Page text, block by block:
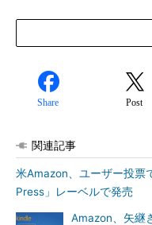
Share Post
関連記事
米Amazon、ユーザー投票
Press」レーベルで発売
Amazon、矢継